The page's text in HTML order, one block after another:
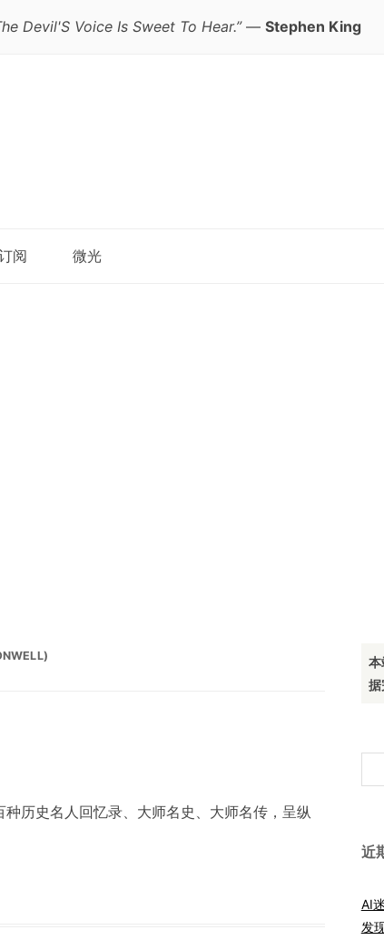
Devil'S Voice Is Sweet To Hear.”— Stephen King
阅 微光
历史名人回忆录、大师名史、大师名传，呈纵
本
据
索
近
AI
发